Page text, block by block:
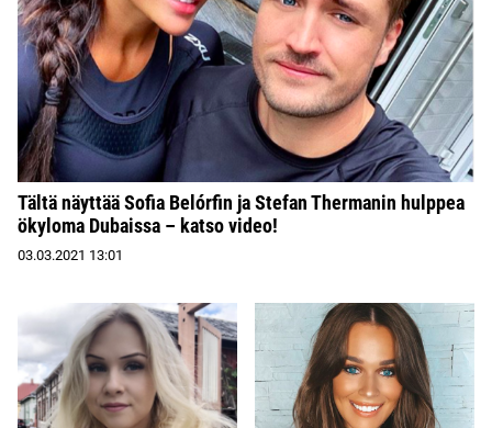
Tältä näyttää Sofia Belórfin ja Stefan Thermanin hulppea
ökyloma Dubaissa – katso video!
03.03.2021 13:01